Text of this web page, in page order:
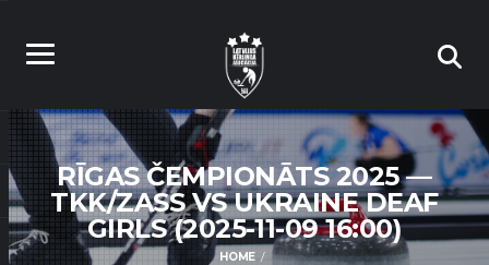
RĪGAS ČEMPIONĀTS 2025 —
TKK/ZASS VS UKRAINE DEAF
GIRLS (2025-11-09 16:00)
HOME